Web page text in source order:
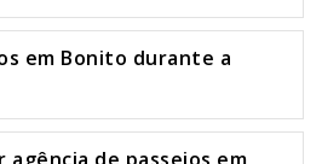
em Bonito durante a